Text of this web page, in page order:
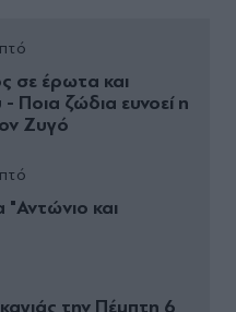
σε έρωτα και
Ποια ζώδια ευνοεί η
Ζυγό
και
την Πέμπτη 6